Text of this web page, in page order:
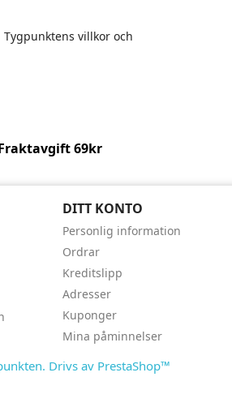
villkor och
69kr
DITT KONTO
Personlig information
Ordrar
Kreditslipp
Adresser
Kuponger
Mina påminnelser
Drivs av PrestaShop™